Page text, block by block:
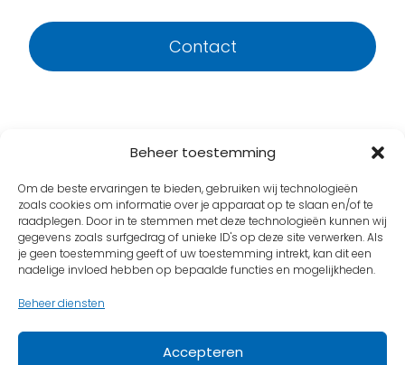
Beheer toestemming
Om de beste ervaringen te bieden, gebruiken wij technologieën
zoals cookies om informatie over je apparaat op te slaan en/of te
raadplegen. Door in te stemmen met deze technologieën kunnen wij
gegevens zoals surfgedrag of unieke ID's op deze site verwerken. Als
je geen toestemming geeft of uw toestemming intrekt, kan dit een
nadelige invloed hebben op bepaalde functies en mogelijkheden.
Beheer diensten
Accepteren
Contact
Vind ons op